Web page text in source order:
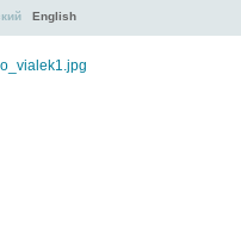
English